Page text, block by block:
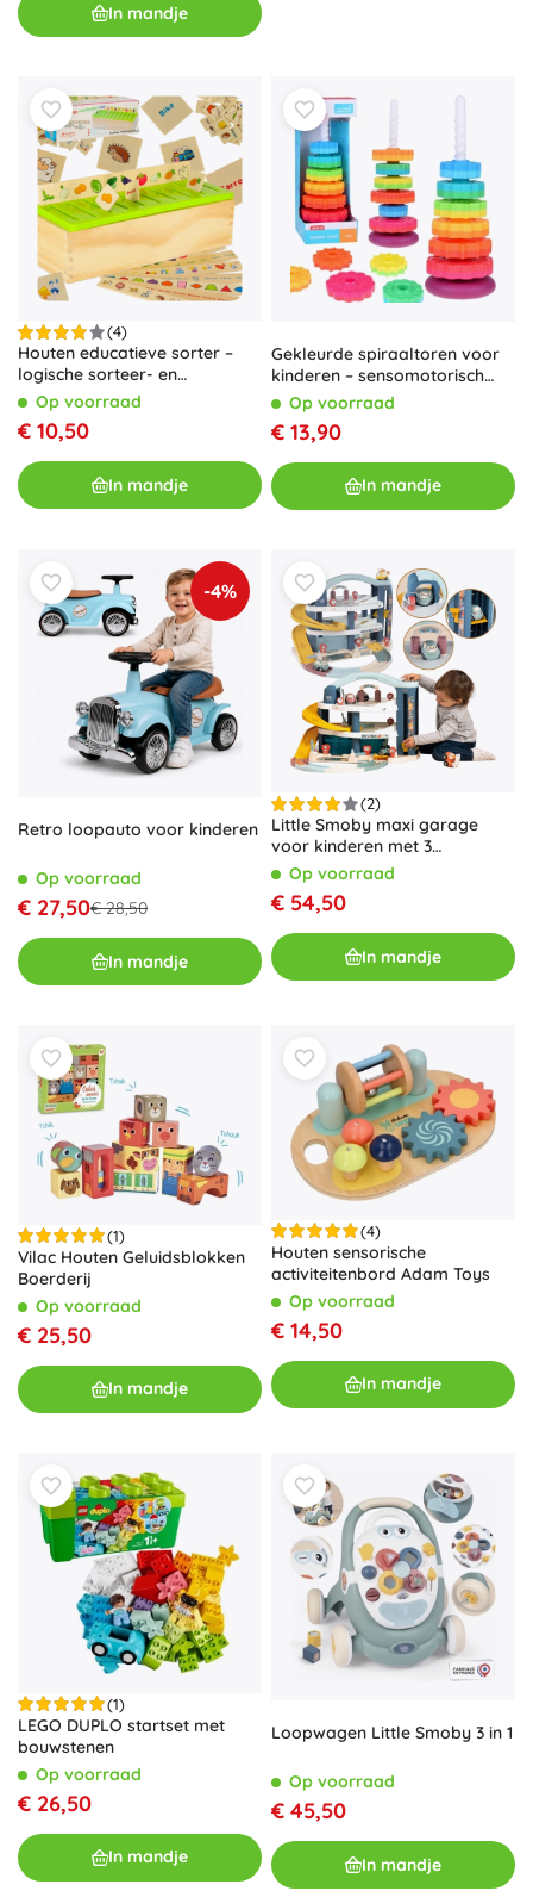
In mandje
(4)
Houten educatieve sorter –
logische sorteer- en
vormherkenningsspel
Op voorraad
€ 10,50
In mandje
Gekleurde spiraaltoren voor
kinderen – sensomotorisch
stapelspel
Op voorraad
€ 13,90
In mandje
-4%
Retro loopauto voor kinderen
Op voorraad
€ 27,50€ 28,50
In mandje
(2)
Little Smoby maxi garage
voor kinderen met 3
verdiepingen, lift en wasstraat
Op voorraad
€ 54,50
In mandje
(1)
Vilac Houten Geluidsblokken
Boerderij
Op voorraad
€ 25,50
In mandje
(4)
Houten sensorische
activiteitenbord Adam Toys
Op voorraad
€ 14,50
In mandje
(1)
LEGO DUPLO startset met
bouwstenen
Op voorraad
€ 26,50
In mandje
Loopwagen Little Smoby 3 in 1
Op voorraad
€ 45,50
In mandje